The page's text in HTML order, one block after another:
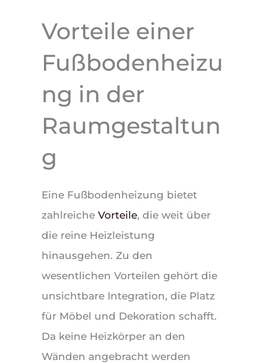
Vorteile einer
Fußbodenheizu
ng in der
Raumgestaltun
g
Eine Fußbodenheizung bietet
zahlreicheVorteile, die weit über
die reine Heizleistung
hinausgehen. Zu den
wesentlichen Vorteilen gehört die
unsichtbare Integration, die Platz
für Möbel und Dekoration schafft.
Da keine Heizkörper an den
Wänden angebracht werden